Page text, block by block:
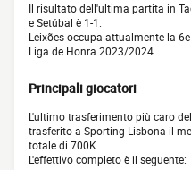
Il risultato dell'ultima partita in
e Setúbal è 1-1.
Leixões occupa attualmente la
Liga de Honra 2023/2024.
Principali giocatori
L'ultimo trasferimento più caro
trasferito a Sporting Lisbona il
totale di 700K .
L'effettivo completo è il seguente: